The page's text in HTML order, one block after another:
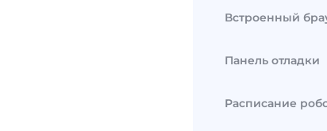
Встроенный
Панель отладки
Расписание